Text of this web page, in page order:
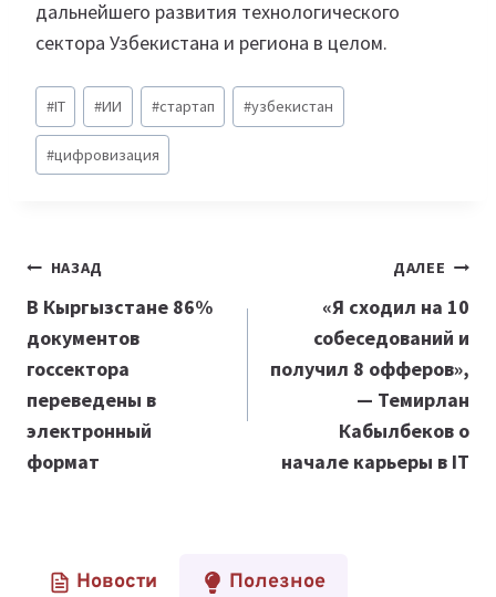
дальнейшего развития технологического
сектора Узбекистана и региона в целом.
Метки
записи:
#IT #ИИ #стартап #узбекистан
#цифровизация
Навигация
по
записям
НАЗАД
В Кыргызстане 86%
документов
госсектора
переведены в
электронный
формат
ДАЛЕЕ
«Я сходил на 10
собеседований и
получил 8 офферов»,
— Темирлан
Кабылбеков о
начале карьеры в IT
Новости Полезное